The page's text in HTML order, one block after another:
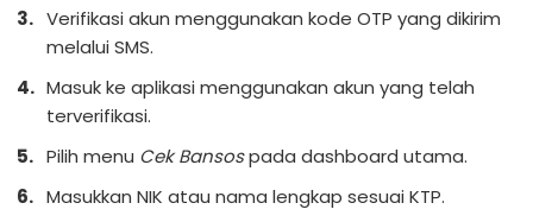
Verifikasi akun menggunakan kode OTP yang dikirim
melalui SMS.
Masuk ke aplikasi menggunakan akun yang telah
terverifikasi.
Pilih menu Cek Bansospada dashboard utama.
Masukkan NIK atau nama lengkap sesuai KTP.